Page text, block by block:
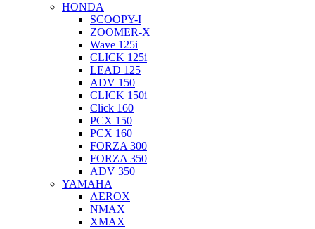
HONDA
SCOOPY-I
ZOOMER-X
Wave 125i
CLICK 125i
LEAD 125
ADV 150
CLICK 150i
Click 160
PCX 150
PCX 160
FORZA 300
FORZA 350
ADV 350
YAMAHA
AEROX
NMAX
XMAX